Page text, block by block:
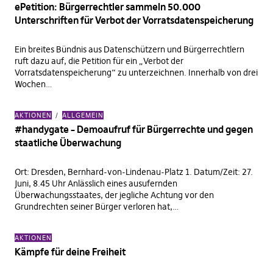
ePetition: Bürgerrechtler sammeln 50.000
Unterschriften für Verbot der Vorratsdatenspeicherung
Ein breites Bündnis aus Datenschützern und Bürgerrechtlern
ruft dazu auf, die Petition für ein „Verbot der
Vorratsdatenspeicherung“ zu unterzeichnen. Innerhalb von drei
Wochen…
AKTIONEN ALLGEMEIN
#handygate – Demoaufruf für Bürgerrechte und gegen
staatliche Überwachung
Ort: Dresden, Bernhard-von-Lindenau-Platz 1. Datum/Zeit: 27.
Juni, 8.45 Uhr Anlässlich eines ausufernden
Überwachungsstaates, der jegliche Achtung vor den
Grundrechten seiner Bürger verloren hat,…
AKTIONEN
Kämpfe für deine Freiheit